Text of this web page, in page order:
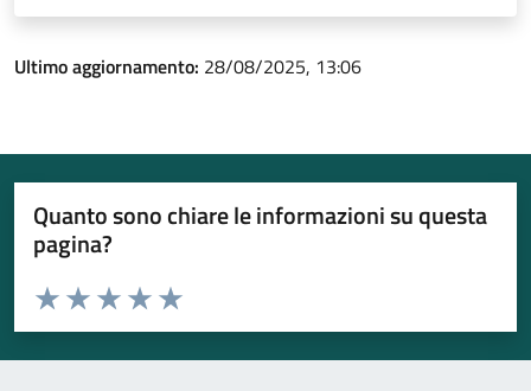
Ultimo aggiornamento: 28/08/2025, 13:06
Quanto sono chiare le informazioni su questa
pagina?
Valuta da 1 a 5 stelle la pagina
Valuta 5 stelle su 5
Valuta 4 stelle su 5
Valuta 3 stelle su 5
Valuta 2 stelle su 5
Valuta 1 stelle su 5